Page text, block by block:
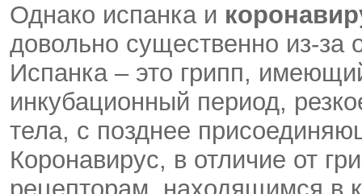
Однако испанка и
довольно существенно из-за
Испанка – это грипп,
инкубационный период,
тела, с позднее
Коронавирус, в отличие от